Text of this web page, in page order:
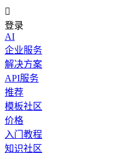

登录
AI
企业服务
解决方案
API服务
推荐
模板社区
价格
入门教程
知识社区